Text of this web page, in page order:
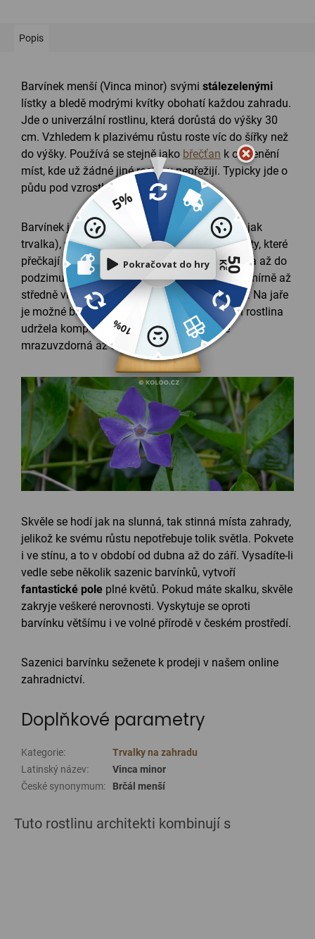
Popis
Barvínek menší (Vinca minor) svými stálezelenými
lístky a bledě modrými kvítky obohatí každou zahradu.
Jde o univerzální rostlinu, která dorůstá do výšky 30
cm. Vzhledem k plazivému růstu roste víc do šířky než
do výšky. Používá se stejně jako břečťan k ozelenění
míst, kde už žádné jiné rostliny nepřežijí. Typicky jde o
půdu pod vzrostlými stromy.
Barvínek je spolehlivý polokeř
(i když vypadá jak
trvalka), plazivý, pomalu rostoucí s lesklými listy, které
přečkají i tužší zimu. Lze ho vysadit časně zjara až do
podzimu. Není náročný na pěstovaní. Postačí mírně až
středně vlhké prostředí v běžné zahradní půdě. Na jaře
je možné barvínek ostříhat dle potřeby, aby si rostlina
udržela kompaktní vzhled. Rostlina je plně
mrazuvzdorná až do -23 °C.
Skvěle se hodí jak na slunná, tak stinná místa zahrady,
jelikož ke svému růstu nepotřebuje tolik světla. Pokvete
i ve stínu, a to v období od dubna až do září. Vysadíte-li
vedle sebe několik sazenic barvínků, vytvoří
fantastické pole plné květů. Pokud máte skalku, skvěle
zakryje veškeré nerovnosti. Vyskytuje se oproti
barvínku většímu i ve volné přírodě v českém prostředí.
Sazenici barvínku seženete k prodeji v našem online
zahradnictví.
Doplňkové parametry
Kategorie:
Trvalky na zahradu
Latinský název:
Vinca minor
České synonymum: Brčál menší